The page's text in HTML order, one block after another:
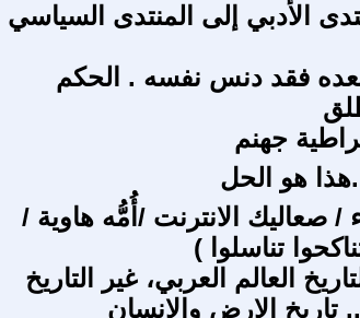
الأدبي إلى المنتدى السياسي
فقد دنس نفسه . الحكم
جهنم
هو الحل
صعاليك الانترنت /أُمُّه هاوية /
تناسلوا )
العالم العربي، غير التاريخ
تاريخ الارض والانسان